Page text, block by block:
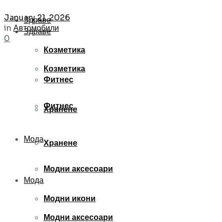
Здраве
Козметика
Фитнес
Хранене
Мода
Модни аксесоари
Здраве
Козметика
Фитнес
Хранене
Мода
Модни аксесоари
Модни икони
January 21, 2026
in Автомобили
0